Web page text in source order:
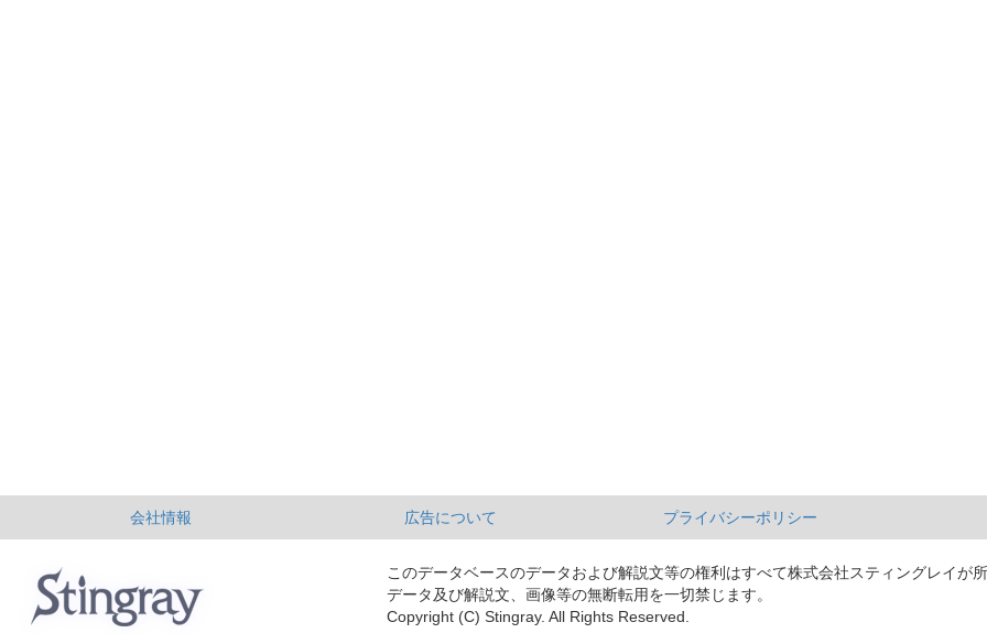
会社情報 広告について プライバシーポリシー
このデータベースのデータおよび解説文等の権利はすべて株式会社スティングレイが
データ及び解説文、画像等の無断転用を一切禁じます。
Copyright (C) Stingray. All Rights Reserved.